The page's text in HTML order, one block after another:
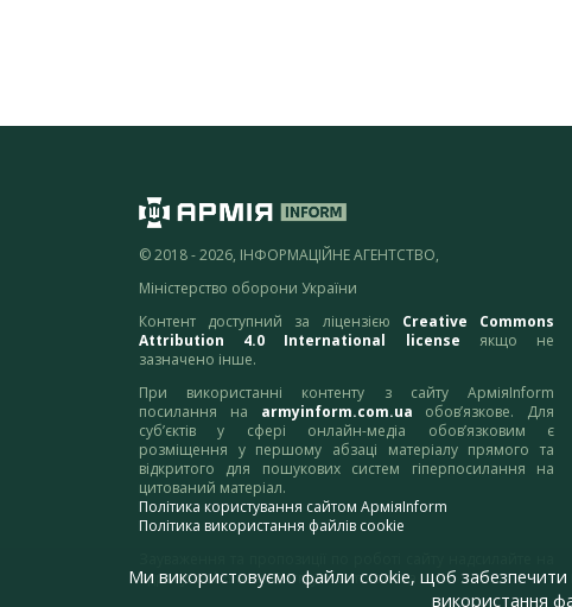
© 2018 - 2026, ІНФОРМАЦІЙНЕ АГЕНТСТВО,
Міністерство оборони України
Контент доступний за ліцензією Creative Commons
Attribution 4.0 International license якщо не
зазначено інше.
При використанні контенту з сайту АрміяInform
посилання на armyinform.com.ua обов’язкове. Для
суб’єктів у сфері онлайн-медіа обов’язковим є
розміщення у першому абзаці матеріалу прямого та
відкритого для пошукових систем гіперпосилання на
цитований матеріал.
Політика користування сайтом АрміяInform
Політика використання файлів cookie
адресу:webmaster@armyinform.com.ua
Ми використовуємо файли cookie, щоб
використання